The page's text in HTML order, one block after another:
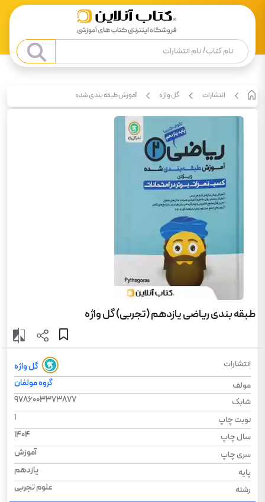
انتشارات گل واژه آموزش طبقه بندی شده
طبقه بندی ریاضی یازدهم (تجربی) گل واژه
انتشارات
گل واژه
مولف
گروه مولفان
شابک
9786003373877
نوبت چاپ
1
سال چاپ
1404
سری چاپ
آموزش
پایه
یازدهم
رشته
علوم تجربی